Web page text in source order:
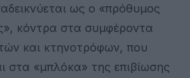
ως ο «πρόθυμος
κόντρα στα συμφέροντα
και κτηνοτρόφων, που
στα «μπλόκα» της επιβίωσης